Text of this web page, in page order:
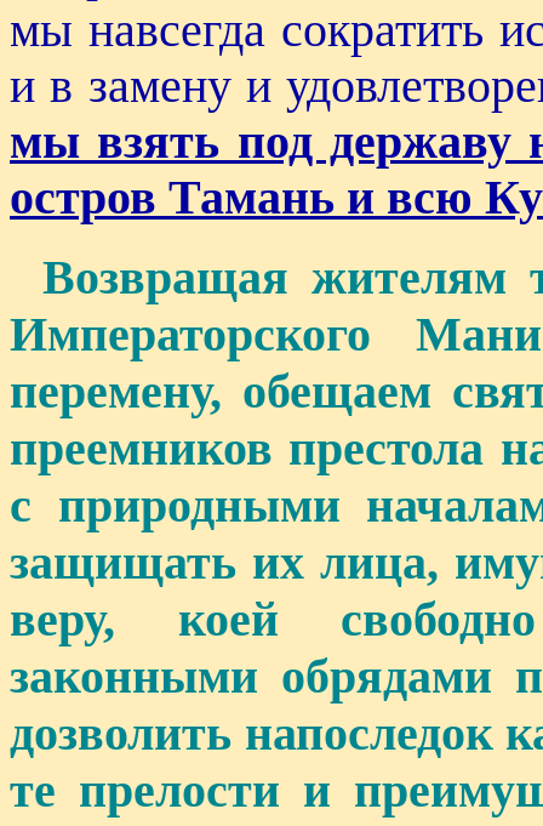
мы навсегда сократить
и в замену и
мы взять под державу
остров Тамань и всю
Возвращая жителям
Императорского
перемену, обещаем
преемников престола
с природными
защищать их лица,
веру, коей
законными обрядами
дозволить напоследок
те прелости и